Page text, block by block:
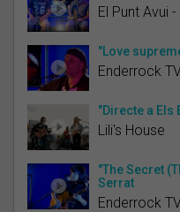
El Punt Avui
"Love
Enderrock
"Directe a Els
Lili's House
"The Secret
Serrat
Enderrock